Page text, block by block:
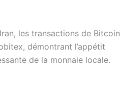
les transactions de Bitcoin
démontrant l’appétit
de la monnaie locale.